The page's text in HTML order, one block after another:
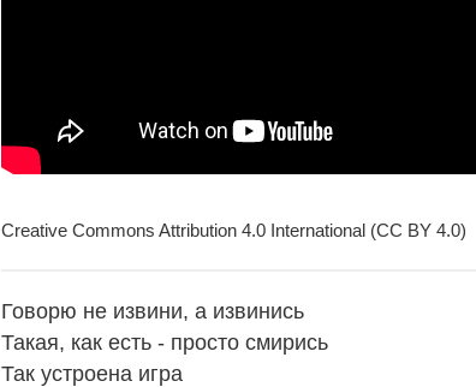
Creative Commons Attribution 4.0 International (CC BY 4.0)
Говорю не извини, а извинись
Такая, как есть - просто смирись
Так устроена игра